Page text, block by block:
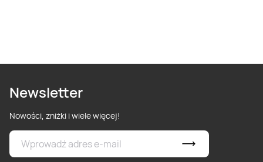
Newsletter
Nowości, zniżki i wiele więcej!